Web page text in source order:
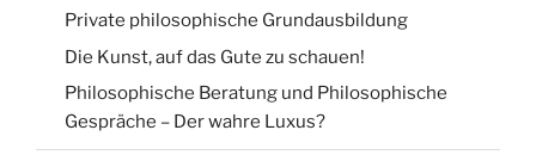
Private philosophische Grundausbildung
Die Kunst, auf das Gute zu schauen!
Philosophische Beratung und Philosophische
Gespräche – Der wahre Luxus?